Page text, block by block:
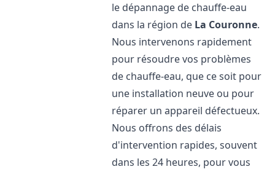
le dépannage de chauffe-eau
dans la région de La Couronne.
Nous intervenons rapidement
pour résoudre vos problèmes
de chauffe-eau, que ce soit pour
une installation neuve ou pour
réparer un appareil défectueux.
Nous offrons des délais
d'intervention rapides, souvent
dans les 24 heures, pour vous